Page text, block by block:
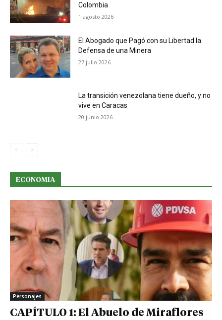
Colombia
1 agosto 2026
El Abogado que Pagó con su Libertad la
Defensa de una Minera
27 julio 2026
La transición venezolana tiene dueño, y no
vive en Caracas
20 junio 2026
ECONOMIA
Personajes
CAPÍTULO 1: El Abuelo de Miraflores